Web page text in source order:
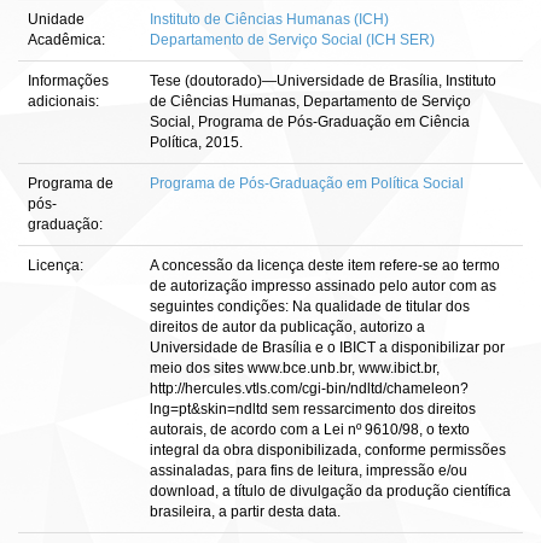
Unidade
Acadêmica:
Instituto de Ciências Humanas (ICH)
Departamento de Serviço Social (ICH SER)
Informações
adicionais:
Tese (doutorado)—Universidade de Brasília, Instituto
de Ciências Humanas, Departamento de Serviço
Social, Programa de Pós-Graduação em Ciência
Política, 2015.
Programa de
pós-
graduação:
Programa de Pós-Graduação em Política Social
Licença:
A concessão da licença deste item refere-se ao termo
de autorização impresso assinado pelo autor com as
seguintes condições: Na qualidade de titular dos
direitos de autor da publicação, autorizo a
Universidade de Brasília e o IBICT a disponibilizar por
meio dos sites www.bce.unb.br, www.ibict.br,
http://hercules.vtls.com/cgi-bin/ndltd/chameleon?
lng=pt&skin=ndltd sem ressarcimento dos direitos
autorais, de acordo com a Lei nº 9610/98, o texto
integral da obra disponibilizada, conforme permissões
assinaladas, para fins de leitura, impressão e/ou
download, a título de divulgação da produção científica
brasileira, a partir desta data.